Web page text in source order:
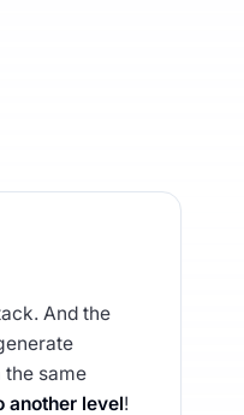
And the
same
another level!